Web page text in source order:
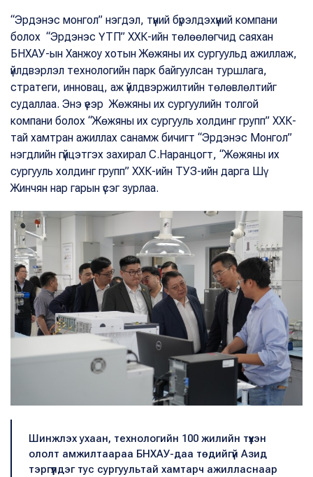
“Эрдэнэс монгол” нэгдэл, түүний бүрэлдэхүүний компани
болох “Эрдэнэс ҮТП” ХХК-ийн төлөөлөгчид саяхан
БНХАУ-ын Ханжоу хотын Жөжяны их сургуульд ажиллаж,
үйлдвэрлэл технологийн парк байгуулсан туршлага,
стратеги, инновац, аж үйлдвэржилтийн төлөвлөлтийг
судаллаа. Энэ үеэр Жөжяны их сургуулийн толгой
компани болох “Жөжяны их сургууль холдинг групп” ХХК-
тай хамтран ажиллах санамж бичигт “Эрдэнэс Монгол”
нэгдлийн гүйцэтгэх захирал С.Наранцогт, “Жөжяны их
сургууль холдинг групп” ХХК-ийн ТУЗ-ийн дарга Шү
Жинчян нар гарын үсэг зурлаа.
Шинжлэх ухаан, технологийн 100 жилийн түүхэн
ололт амжилтаараа БНХАУ-даа төдийгүй Азид
тэргүүлдэг тус сургуультай хамтарч ажилласнаар